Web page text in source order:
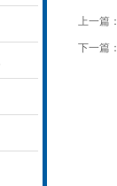
上一篇：
下一篇：